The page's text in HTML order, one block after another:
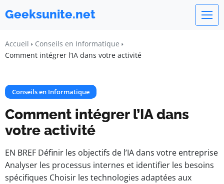
Geeksunite.net
Accueil
Conseils en Informatique
Comment intégrer l’IA dans votre activité
Conseils en Informatique
Comment intégrer l’IA dans
votre activité
EN BREF Définir les objectifs de l’IA dans votre entreprise
Analyser les processus internes et identifier les besoins
spécifiques Choisir les technologies adaptées aux